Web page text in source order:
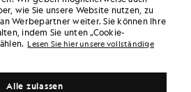
wie Sie unsere Website nutzen, zu
Werbepartner weiter. Sie können Ihre
indem Sie unten „Cookie-
Lesen Sie hier unsere vollständige
Alle zulassen